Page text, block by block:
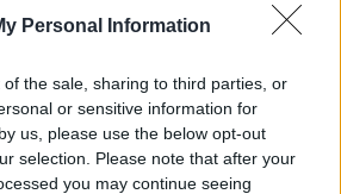
Personal Information
the sale, sharing to third parties, or
or sensitive information for
us, please use the below opt-out
selection. Please note that after your
you may continue seeing
associée à un risque accru de
ce qui souligne l’importance de rester
sa santé mentale et physique.